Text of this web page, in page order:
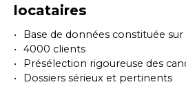
locataires
Base de données constituée sur
4000 clients
Présélection rigoureuse des
Dossiers sérieux et pertinents